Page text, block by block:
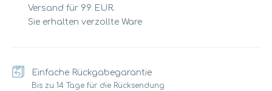
Versand für 99 EUR.
Sie erhalten verzollte Ware
Einfache Rückgabegarantie
Bis zu 14 Tage für die Rücksendung